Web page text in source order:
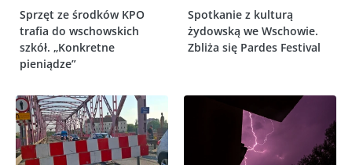
Sprzęt ze środków KPO
trafia do wschowskich
szkół. „Konkretne
pieniądze”
Spotkanie z kulturą
żydowską we Wschowie.
Zbliża się Pardes Festival